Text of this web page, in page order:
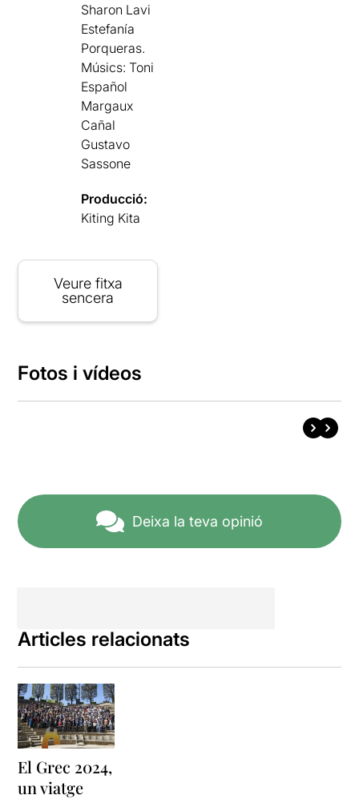
Sharon Lavi
Estefanía
Porqueras.
Músics: Toni
Español
Margaux
Cañal
Gustavo
Sassone
Producció:
Kiting Kita
Veure fitxa
sencera
Fotos i vídeos
Deixa la teva opinió
Articles relacionats
El Grec 2024,
un viatge